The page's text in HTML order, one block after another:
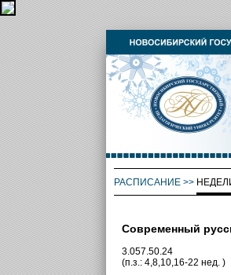
РАСПИСАНИЕ>>
Современный
3.057.50.24
(п.з.: 4,8,10,16-22 нед. )